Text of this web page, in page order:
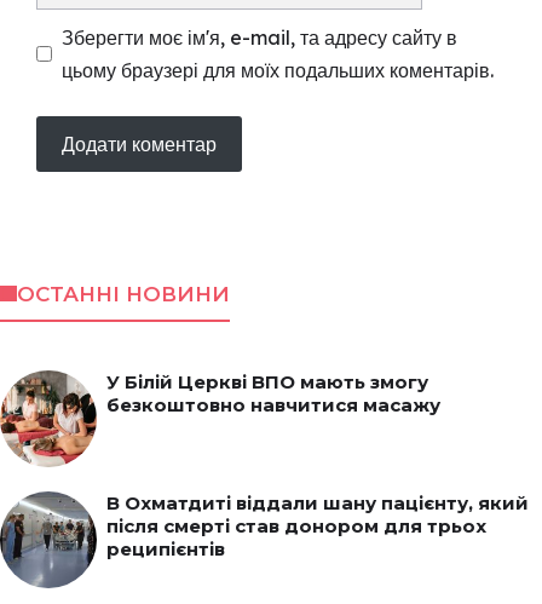
Зберегти моє ім'я, e-mail, та адресу сайту в
цьому браузері для моїх подальших коментарів.
ОСТАННІ НОВИНИ
У Білій Церкві ВПО мають змогу
безкоштовно навчитися масажу
В Охматдиті віддали шану пацієнту, який
після смерті став донором для трьох
реципієнтів